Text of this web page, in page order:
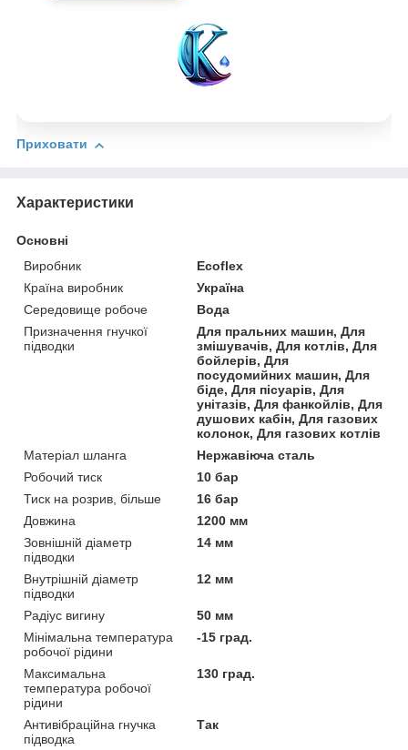
Приховати
Характеристики
Основні
Виробник
Ecoflex
Країна виробник
Україна
Середовище робоче
Вода
Призначення гнучкої
підводки
Для пральних машин, Для
змішувачів, Для котлів, Для
бойлерів, Для
посудомийних машин, Для
біде, Для пісуарів, Для
унітазів, Для фанкойлів, Для
душових кабін, Для газових
колонок, Для газових котлів
Матеріал шланга
Нержавіюча сталь
Робочий тиск
10 бар
Тиск на розрив, більше
16 бар
Довжина
1200 мм
Зовнішній діаметр
підводки
14 мм
Внутрішній діаметр
підводки
12 мм
Радіус вигину
50 мм
Мінімальна температура
робочої рідини
-15 град.
Максимальна
температура робочої
рідини
130 град.
Антивібраційна гнучка
підводка
Так